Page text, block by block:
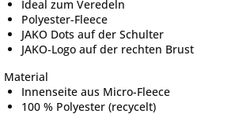
Ideal zum Veredeln
Polyester-Fleece
JAKO Dots auf der Schulter
JAKO-Logo auf der rechten Brust
Material
Innenseite aus Micro-Fleece
100 % Polyester (recycelt)